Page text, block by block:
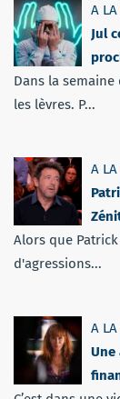
A
Jul
Dans la
les lèvres. P...
A
Alors que
d'agressions...
A
Une